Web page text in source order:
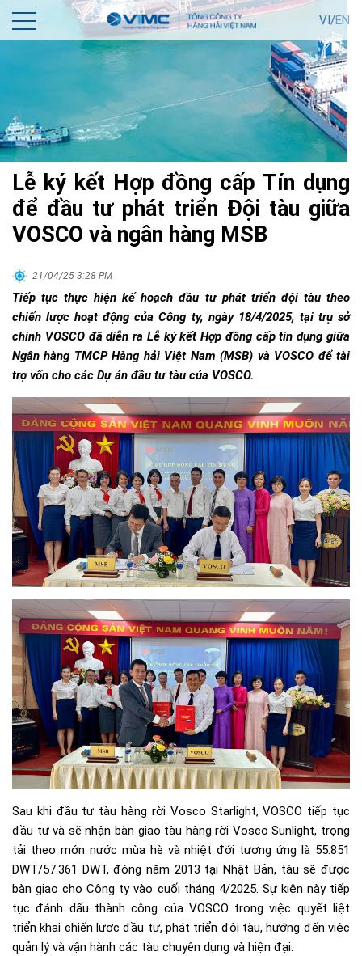
VI/EN
Lễ ký kết Hợp đồng cấp Tín dụng
để đầu tư phát triển Đội tàu giữa
VOSCO và ngân hàng MSB
21/04/25 3:28 PM
Tiếp tục thực hiện kế hoạch đầu tư phát triển đội tàu theo
chiến lược hoạt động của Công ty, ngày 18/4/2025, tại trụ sở
chính VOSCO đã diễn ra Lễ ký kết Hợp đồng cấp tín dụng giữa
Ngân hàng TMCP Hàng hải Việt Nam (MSB) và VOSCO để tài
trợ vốn cho các Dự án đầu tư tàu của VOSCO.
Sau khi đầu tư tàu hàng rời Vosco Starlight, VOSCO tiếp tục
đầu tư và sẽ nhận bàn giao tàu hàng rời Vosco Sunlight, trọng
tải theo mớn nước mùa hè và nhiệt đới tương ứng là 55.851
DWT/57.361 DWT, đóng năm 2013 tại Nhật Bản, tàu sẽ được
bàn giao cho Công ty vào cuối tháng 4/2025. Sự kiện này tiếp
tục đánh dấu thành công của VOSCO trong việc quyết liệt
triển khai chiến lược đầu tư, phát triển đội tàu, hướng đến việc
quản lý và vận hành các tàu chuyên dụng và hiện đại.